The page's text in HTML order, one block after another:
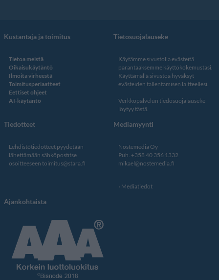
Kustantaja ja toimitus
Tietoa meistä
Oikaisukäytäntö
Ilmoita virheestä
Toimitusperiaatteet
Eettiset ohjeet
AI-käytäntö
Tietosuojalauseke
Käytämme sivustolla evästeitä
parantaaksemme käyttökokemustasi.
Käyttämällä sivustoa hyväksyt
evästeiden tallentamisen laitteellesi.
Verkkopalvelun tiedosuojalauseke
löytyy tästä.
Tiedotteet
Lehdistötiedotteet pyydetään
lähettämään sähköpostitse
osoitteeseen toimitus@stara.fi
Mediamyynti
Nostemedia Oy
Puh. +358 40 356 1332
mikael@nostemedia.fi
Mediatiedot
Ajankohtaista